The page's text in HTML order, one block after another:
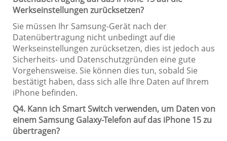
Werkseinstellungen zurücksetzen?
Sie müssen Ihr Samsung-Gerät nach der
Datenübertragung nicht unbedingt auf die
Werkseinstellungen zurücksetzen, dies ist jedoch aus
Sicherheits- und Datenschutzgründen eine gute
Vorgehensweise. Sie können dies tun, sobald Sie
bestätigt haben, dass sich alle Ihre Daten auf Ihrem
iPhone befinden.
Q4. Kann ich Smart Switch verwenden, um Daten von
einem Samsung Galaxy-Telefon auf das iPhone 15 zu
übertragen?